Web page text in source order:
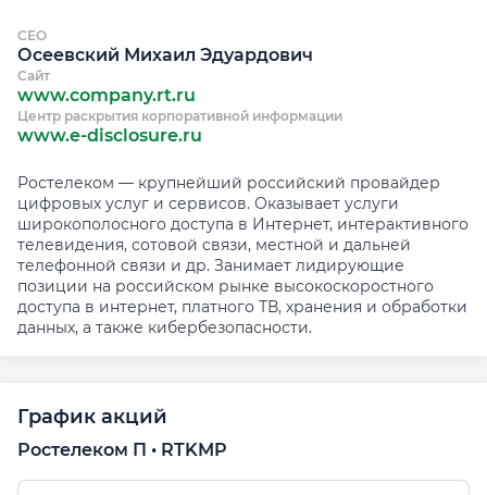
CEO
Осеевский Михаил Эдуардович
Сайт
www.company.rt.ru
Центр раскрытия корпоративной информации
www.e-disclosure.ru
Ростелеком — крупнейший российский провайдер
цифровых услуг и сервисов. Оказывает услуги
широкополосного доступа в Интернет, интерактивного
телевидения, сотовой связи, местной и дальней
телефонной связи и др. Занимает лидирующие
позиции на российском рынке высокоскоростного
доступа в интернет, платного ТВ, хранения и обработки
данных, а также кибербезопасности.
График акций
Ростелеком П • RTKMP